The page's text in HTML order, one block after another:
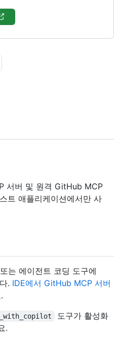
서버 및 원격 GitHub MCP
트 애플리케이션에서만 사
는 에이전트 코딩 도구에
. IDE에서 GitHub MCP 서버
도구가 활성화
.